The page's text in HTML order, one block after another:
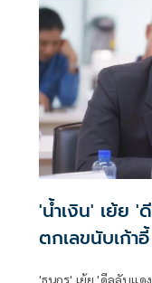
'น้ำเงิน' เย้ย '
ตกเลขนับเก้า
'ธนกร' เย้ย 'ดีลลับแด